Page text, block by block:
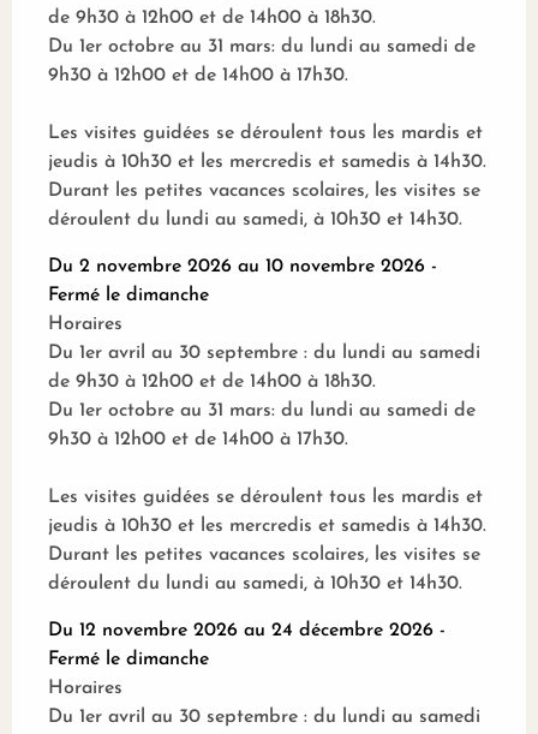
de 9h30 à 12h00 et de 14h00 à 18h30.
Du 1er octobre au 31 mars: du lundi au samedi de
9h30 à 12h00 et de 14h00 à 17h30.
Les visites guidées se déroulent tous les mardis et
jeudis à 10h30 et les mercredis et samedis à 14h30.
Durant les petites vacances scolaires, les visites se
déroulent du lundi au samedi, à 10h30 et 14h30.
Du 2 novembre 2026 au 10 novembre 2026 -
Fermé le dimanche
Horaires
Du 1er avril au 30 septembre : du lundi au samedi
de 9h30 à 12h00 et de 14h00 à 18h30.
Du 1er octobre au 31 mars: du lundi au samedi de
9h30 à 12h00 et de 14h00 à 17h30.
Les visites guidées se déroulent tous les mardis et
jeudis à 10h30 et les mercredis et samedis à 14h30.
Durant les petites vacances scolaires, les visites se
déroulent du lundi au samedi, à 10h30 et 14h30.
Du 12 novembre 2026 au 24 décembre 2026 -
Fermé le dimanche
Horaires
Du 1er avril au 30 septembre : du lundi au samedi